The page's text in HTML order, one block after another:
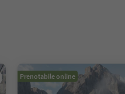
Prenotabile online